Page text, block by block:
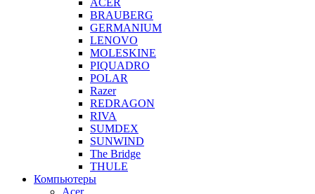
ACER
BRAUBERG
GERMANIUM
LENOVO
MOLESKINE
PIQUADRO
POLAR
Razer
REDRAGON
RIVA
SUMDEX
SUNWIND
The Bridge
THULE
Компьютеры